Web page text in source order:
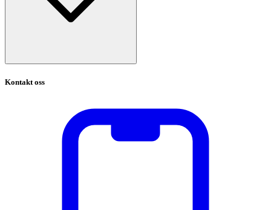
Kontakt oss